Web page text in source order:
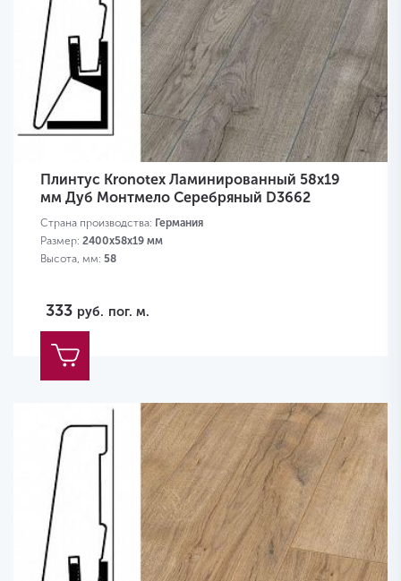
Плинтус Kronotex Ламинированный 58х19
мм Дуб Монтмело Серебряный D3662
Страна производства: Германия
Размер: 2400х58х19 мм
Высота, мм: 58
333 руб. пог. м.